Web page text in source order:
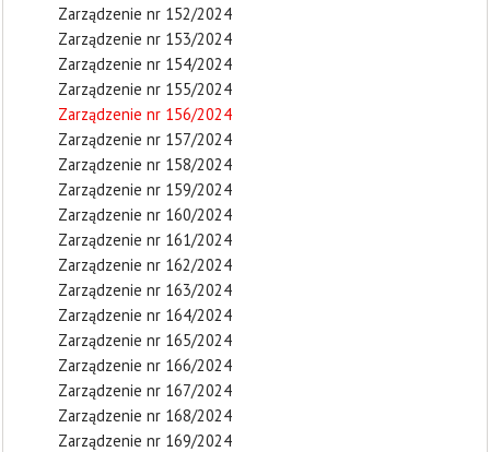
Zarządzenie nr 152/2024
Zarządzenie nr 153/2024
Zarządzenie nr 154/2024
Zarządzenie nr 155/2024
Zarządzenie nr 156/2024
Zarządzenie nr 157/2024
Zarządzenie nr 158/2024
Zarządzenie nr 159/2024
Zarządzenie nr 160/2024
Zarządzenie nr 161/2024
Zarządzenie nr 162/2024
Zarządzenie nr 163/2024
Zarządzenie nr 164/2024
Zarządzenie nr 165/2024
Zarządzenie nr 166/2024
Zarządzenie nr 167/2024
Zarządzenie nr 168/2024
Zarządzenie nr 169/2024